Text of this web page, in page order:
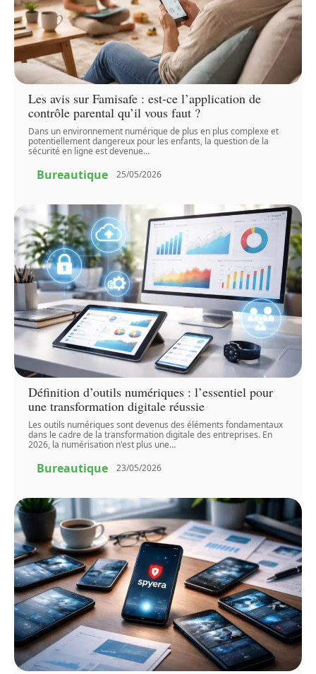
Les avis sur Famisafe : est-ce l’application de
contrôle parental qu’il vous faut ?
Dans un environnement numérique de plus en plus complexe et
potentiellement dangereux pour les enfants, la question de la
sécurité en ligne est devenue…
Bureautique 25/05/2026
Définition d’outils numériques : l’essentiel pour
une transformation digitale réussie
Les outils numériques sont devenus des éléments fondamentaux
dans le cadre de la transformation digitale des entreprises. En
2026, la numérisation n'est plus une…
Bureautique 23/05/2026